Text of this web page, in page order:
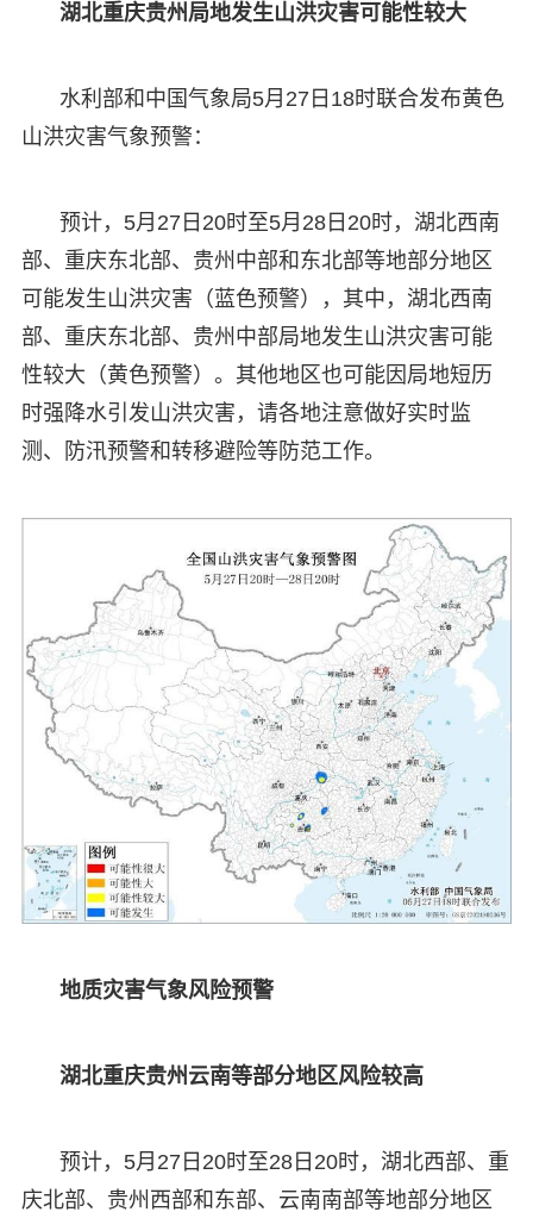
湖北重庆贵州局地发生山洪灾害可能性较大
水利部和中国气象局5月27日18时联合发布黄色
山洪灾害气象预警：
预计，5月27日20时至5月28日20时，湖北西南
部、重庆东北部、贵州中部和东北部等地部分地区
可能发生山洪灾害（蓝色预警），其中，湖北西南
部、重庆东北部、贵州中部局地发生山洪灾害可能
性较大（黄色预警）。其他地区也可能因局地短历
时强降水引发山洪灾害，请各地注意做好实时监
测、防汛预警和转移避险等防范工作。
地质灾害气象风险预警
湖北重庆贵州云南等部分地区风险较高
预计，5月27日20时至28日20时，湖北西部、重
庆北部、贵州西部和东部、云南南部等地部分地区